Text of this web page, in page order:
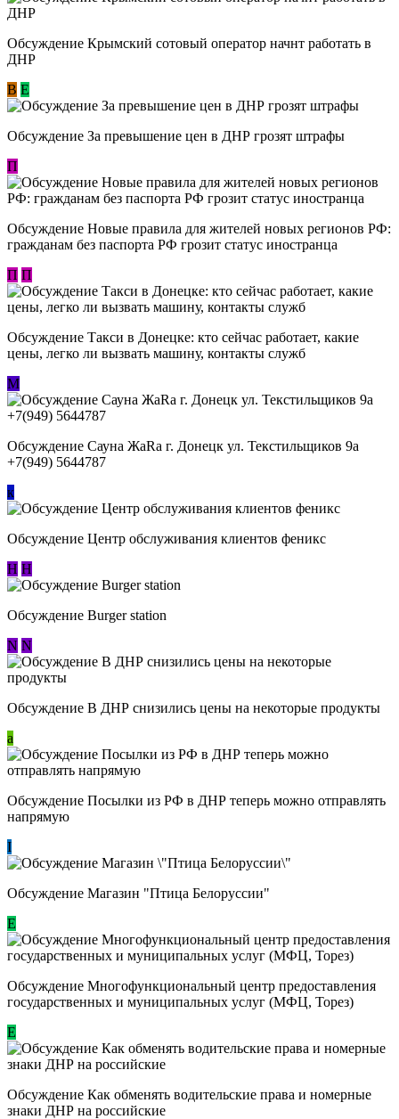
Обсуждение Крымский сотовый оператор начнт работать в
ДНР
В E
Обсуждение За превышение цен в ДНР грозят штрафы
П
Обсуждение Новые правила для жителей новых регионов РФ:
гражданам без паспорта РФ грозит статус иностранца
П П
Обсуждение ​Такси в Донецке: кто сейчас работает, какие
цены, легко ли вызвать машину, контакты служб
М
Обсуждение Сауна ЖаRa г. Донецк ул. Текстильщиков 9а
+7(949) 5644787
к
Обсуждение Центр обслуживания клиентов феникс
Н Н
Обсуждение Burger station
N N
Обсуждение В ДНР снизились цены на некоторые продукты
a
Обсуждение Посылки из РФ в ДНР теперь можно отправлять
напрямую
I
Обсуждение Магазин "Птица Белоруссии"
Е
Обсуждение Многофункциональный центр предоставления
государственных и муниципальных услуг (МФЦ, Торез)
E
Обсуждение ​Как обменять водительские права и номерные
знаки ДНР на российские